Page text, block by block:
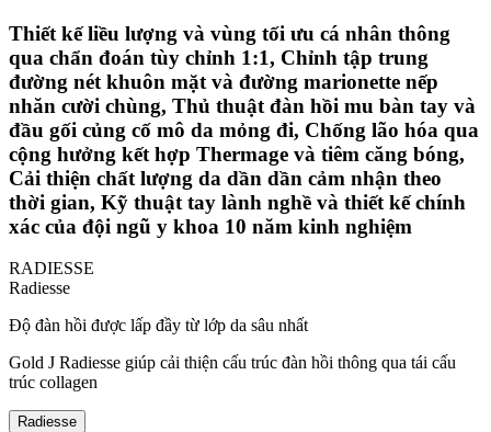
Thiết kế liều lượng và vùng tối ưu cá nhân thông
qua chẩn đoán tùy chỉnh 1:1, Chỉnh tập trung
đường nét khuôn mặt và đường marionette nếp
nhăn cười chùng, Thủ thuật đàn hồi mu bàn tay và
đầu gối củng cố mô da mỏng đi, Chống lão hóa qua
cộng hưởng kết hợp Thermage và tiêm căng bóng,
Cải thiện chất lượng da dần dần cảm nhận theo
thời gian, Kỹ thuật tay lành nghề và thiết kế chính
xác của đội ngũ y khoa 10 năm kinh nghiệm
RADIESSE
Radiesse
Độ đàn hồi được lấp đầy từ lớp da sâu nhất
Gold J Radiesse giúp cải thiện cấu trúc đàn hồi thông qua tái cấu
trúc collagen
Radiesse